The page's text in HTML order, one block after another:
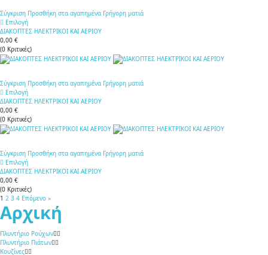
Σύγκριση Προσθήκη στα αγαπημένα Γρήγορη ματιά
Επιλογή
ΔΙΑΚΟΠΤΕΣ ΗΛΕΚΤΡΙΚΟΙ ΚΑΙ ΑΕΡΙΟΥ
0,00 €
(0 Κριτικές)
Σύγκριση Προσθήκη στα αγαπημένα Γρήγορη ματιά
Επιλογή
ΔΙΑΚΟΠΤΕΣ ΗΛΕΚΤΡΙΚΟΙ ΚΑΙ ΑΕΡΙΟΥ
0,00 €
(0 Κριτικές)
Σύγκριση Προσθήκη στα αγαπημένα Γρήγορη ματιά
Επιλογή
ΔΙΑΚΟΠΤΕΣ ΗΛΕΚΤΡΙΚΟΙ ΚΑΙ ΑΕΡΙΟΥ
0,00 €
(0 Κριτικές)
1 2 3 4 Επόμενο »
Αρχική
Πλυντήριο Ρούχων
Πλυντήριο Πιάτων
Κουζίνες